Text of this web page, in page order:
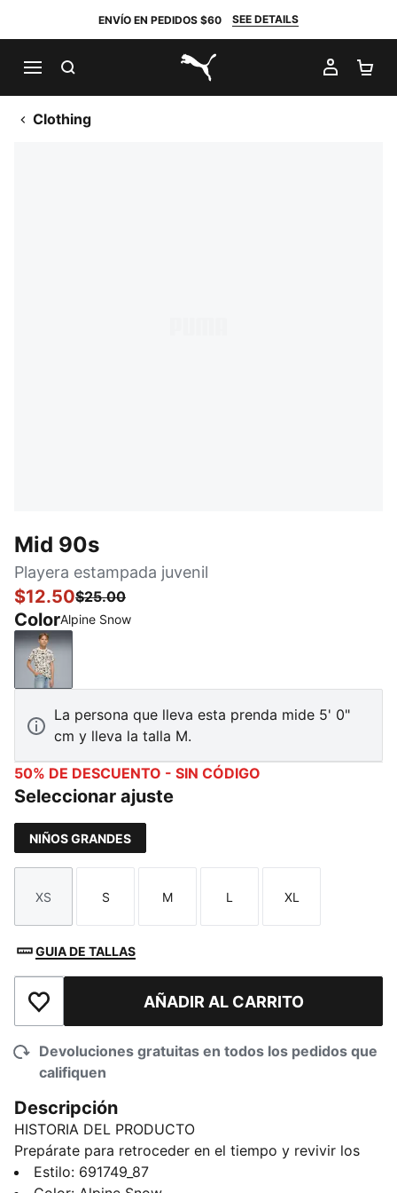
ENVÍO EN PEDIDOS $60 SEE DETAILS
PUMA.com
MI
Clothing
Mid 90s
Playera estampada juvenil
$12.50$25.00
ColorAlpine Snow
Alpine Snow
La persona que lleva esta prenda mide 5' 0"
cm y lleva la talla M.
50% DE DESCUENTO - SIN CÓDIGO
Seleccionar ajuste
NIÑOS GRANDES
Talla
XS
Talla
S
Talla
M
Talla
L
Talla
XL
GUIA DE TALLAS
Añadir a la lista de deseosAÑADIR AL CARRITO
Devoluciones gratuitas en todos los pedidos que
califiquen
Descripción
HISTORIA DEL PRODUCTO
Prepárate para retroceder en el tiempo y revivir los
años 90 con la colección PUMA MID 90s. Inspirada en
Estilo: 691749_87